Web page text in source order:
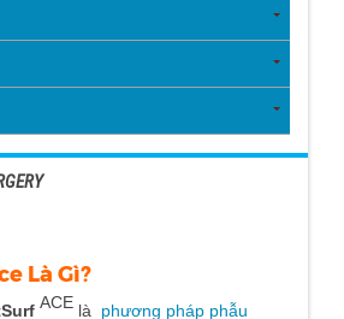
Là Gì?
ACE là phương pháp phẫu